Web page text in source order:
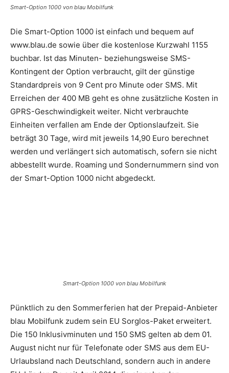
Smart-Option 1000 von blau Mobilfunk
Die Smart-Option 1000 ist einfach und bequem auf
www.blau.de sowie über die kostenlose Kurzwahl 1155
buchbar. Ist das Minuten- beziehungsweise SMS-
Kontingent der Option verbraucht, gilt der günstige
Standardpreis von 9 Cent pro Minute oder SMS. Mit
Erreichen der 400 MB geht es ohne zusätzliche Kosten in
GPRS-Geschwindigkeit weiter. Nicht verbrauchte
Einheiten verfallen am Ende der Optionslaufzeit. Sie
beträgt 30 Tage, wird mit jeweils 14,90 Euro berechnet
werden und verlängert sich automatisch, sofern sie nicht
abbestellt wurde. Roaming und Sondernummern sind von
der Smart-Option 1000 nicht abgedeckt.
Smart-Option 1000 von blau Mobilfunk
Pünktlich zu den Sommerferien hat der Prepaid-Anbieter
blau Mobilfunk zudem sein EU Sorglos-Paket erweitert.
Die 150 Inklusivminuten und 150 SMS gelten ab dem 01.
August nicht nur für Telefonate oder SMS aus dem EU-
Urlaubsland nach Deutschland, sondern auch in andere